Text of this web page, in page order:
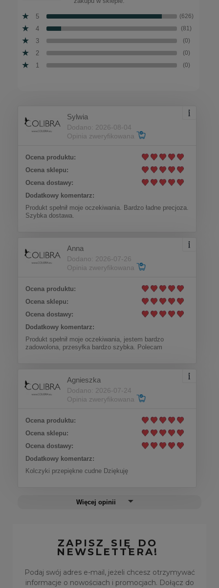
5 (626)
4 (81)
3 (0)
2 (0)
1 (0)
Sylwia
Dodano: 2026-08-04
Opinia zweryfikowana
Ocena produktu:
Ocena sklepu:
Ocena dostawy:
Dodatkowy komentarz:
Produkt spełnił moje oczekiwania. Bardzo ładne precjoza.
Szybka dostawa.
Anna
Dodano: 2026-07-26
Opinia zweryfikowana
Ocena produktu:
Ocena sklepu:
Ocena dostawy:
Dodatkowy komentarz:
Produkt spełnił moje oczekiwania, jestem bardzo
zadowolona, przesyłka bardzo szybka. Polecam
Agnieszka
Dodano: 2026-07-24
Opinia zweryfikowana
Ocena produktu:
Ocena sklepu:
Ocena dostawy:
Dodatkowy komentarz:
Kolczyki przepiękne cudne Dziękuję
Więcej opinii
ZAPISZ SIĘ DO
NEWSLETTERA!
Podaj swój adres e-mail, jeżeli chcesz otrzymywać
informacje o nowościach i promocjach. Dołącz do